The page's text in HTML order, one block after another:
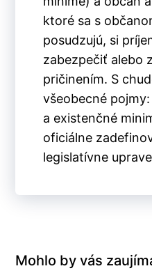
ktoré sa s
posudzujú, si
zabezpečiť alebo
pričinením. S
všeobecné
a existenčné
oficiálne
legislatívne
Mohlo by vás